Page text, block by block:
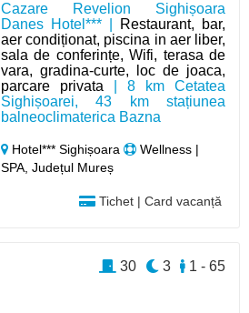
Cazare Revelion Sighișoara
Danes Hotel*** |
Restaurant, bar,
aer condiționat, piscina in aer liber,
sala de conferințe, Wifi, terasa de
vara, gradina-curte, loc de joaca,
parcare privata | 8 km Cetatea
Sighișoarei, 43 km stațiunea
balneoclimaterica Bazna
Hotel*** Sighișoara
Wellness |
SPA, Județul Mureș
Tichet | Card vacanță
1 - 65
3
30